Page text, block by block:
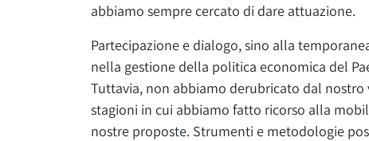
abbiamo sempre cercato di dare attuazione.
Partecipazione e dialogo, sino alla
nella gestione della politica economica del
Tuttavia, non abbiamo derubricato dal
stagioni in cui abbiamo fatto ricorso alla
nostre proposte. Strumenti e metodologie